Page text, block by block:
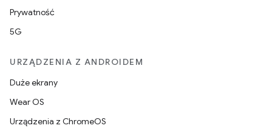
Prywatność
5G
URZĄDZENIA Z ANDROIDEM
Duże ekrany
Wear OS
Urządzenia z ChromeOS